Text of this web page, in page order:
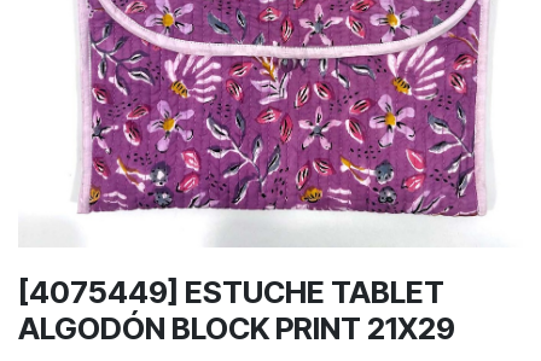
[4075449] ESTUCHE TABLET
ALGODÓN BLOCK PRINT 21X29